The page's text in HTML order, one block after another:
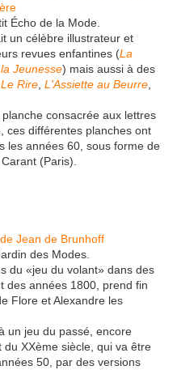
Écho de la Mode.
un célèbre illustrateur et
revues enfantines (La
Jeunesse) mais aussi à des
Le Rire L'Assiette au Beurre
consacrée aux lettres
ces différentes planches ont
les années 60, sous forme de
(Paris).
Jean de Brunhoff
des Modes.
«jeu du volant» dans des
des années 1800, prend fin
Flore et Alexandre les
jeu du passé, encore
XXème siècle, qui va être
50, par des versions